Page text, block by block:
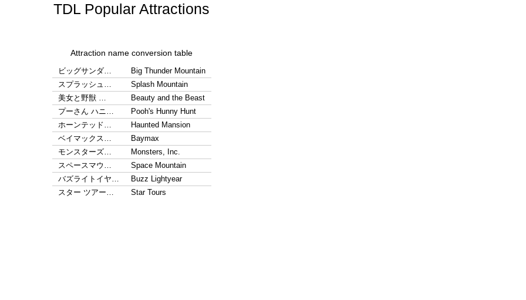
TDL Popular Attractions
Attraction name conversion table
ビッグサンダ…
Big Thunder Mountain
スプラッシュ…
Splash Mountain
美女と野獣 …
Beauty and the Beast
プーさん ハニ…
Pooh's Hunny Hunt
ホーンテッド…
Haunted Mansion
ベイマックス…
Baymax
モンスターズ…
Monsters, Inc.
スペースマウ…
Space Mountain
バズライトイヤ…
Buzz Lightyear
スター ツアー…
Star Tours